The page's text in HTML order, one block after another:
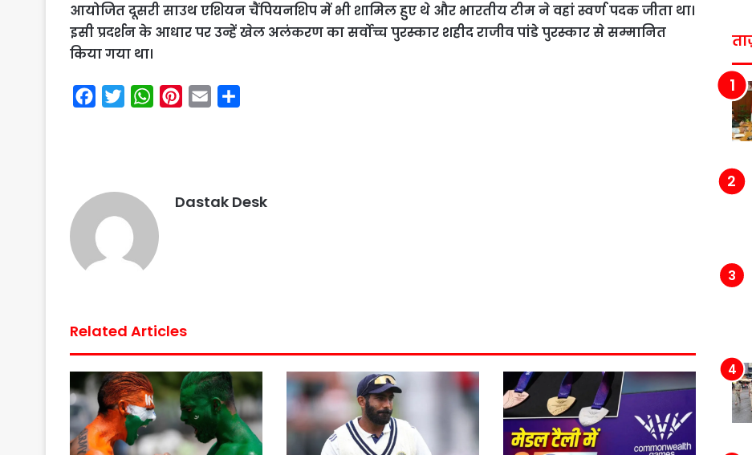
आयोजित दूसरी साउथ एशियन चैंपियनशिप में भी शामिल हुए थे और भारतीय टीम ने वहां स्वर्ण पदक जीता था।
इसी प्रदर्शन के आधार पर उन्हें खेल अलंकरण का सर्वोच्च पुरस्कार शहीद राजीव पांडे पुरस्कार से सम्मानित
किया गया था।
o
k
r
W
p
p
r
Dastak Desk
Related Articles